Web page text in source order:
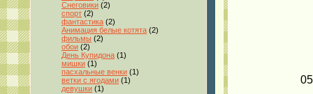
Снеговики (2)
спорт (2)
фантастика (2)
Анимация белые котята (2)
фильмы (2)
обои (2)
День Купидона (1)
мишки (1)
пасхальные венки (1)
ветки с ягодами (1)
девушки (1)